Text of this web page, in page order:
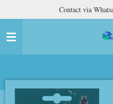
naar
hoofdinhoud
Contact via